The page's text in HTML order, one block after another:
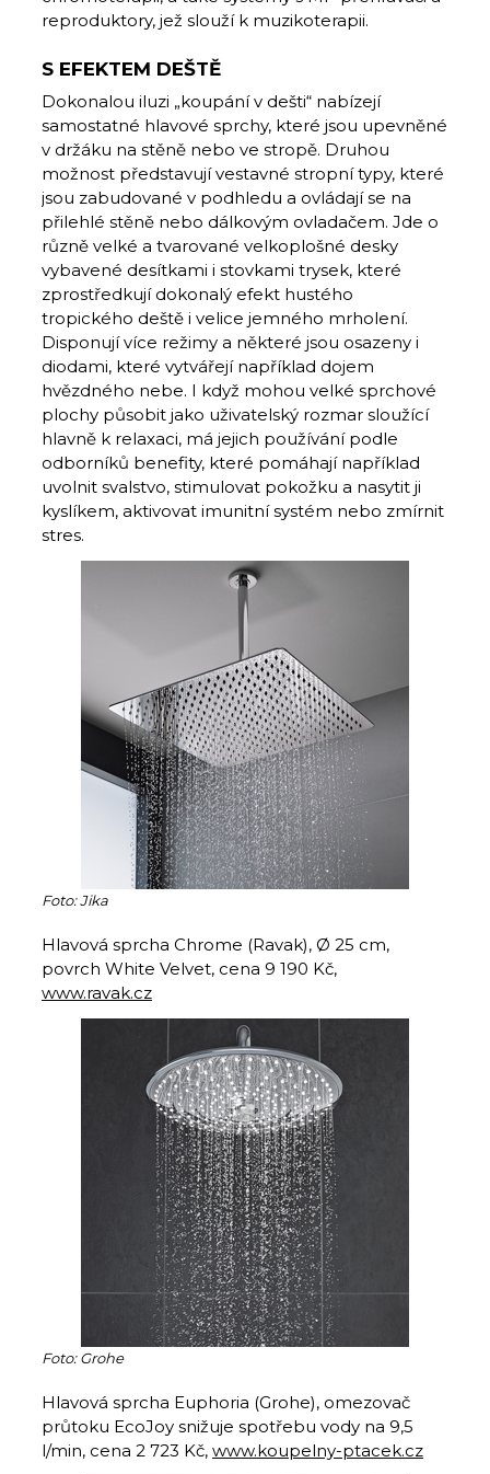
reproduktory, jež slouží k muzikoterapii.
S EFEKTEM DEŠTĚ
Dokonalou iluzi „koupání v dešti“ nabízejí
samostatné hlavové sprchy, které jsou upevněné
v držáku na stěně nebo ve stropě. Druhou
možnost představují vestavné stropní typy, které
jsou zabudované v podhledu a ovládají se na
přilehlé stěně nebo dálkovým ovladačem. Jde o
různě velké a tvarované velkoplošné desky
vybavené desítkami i stovkami trysek, které
zprostředkují dokonalý efekt hustého
tropického deště i velice jemného mrholení.
Disponují více režimy a některé jsou osazeny i
dio­dami, které vytvářejí například dojem
hvězdného nebe. I když mohou velké sprchové
plochy působit jako uživatelský rozmar sloužící
hlavně k relaxaci, má jejich používání podle
odborníků benefity, které pomáhají například
uvolnit svalstvo, stimulovat pokožku a nasytit ji
kyslíkem, aktivovat imunitní systém nebo zmírnit
stres.
Foto: Jika
Hlavová sprcha Chrome (Ravak), Ø 25 cm,
povrch White Velvet, cena 9 190 Kč,
www.ravak.cz
Foto: Grohe
Hlavová sprcha Euphoria (Grohe), omezovač
průtoku EcoJoy snižuje spotřebu vody na 9,5
l/min, cena 2 723 Kč, www.koupelny-ptacek.cz